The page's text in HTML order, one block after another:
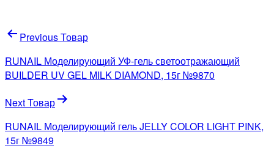
Навигация
по
записям
Previous Товар
RUNAIL Моделирующий УФ-гель светоотражающий
BUILDER UV GEL MILK DIAMOND, 15г №9870
Next Товар
RUNAIL Моделирующий гель JELLY COLOR LIGHT PINK,
15г №9849